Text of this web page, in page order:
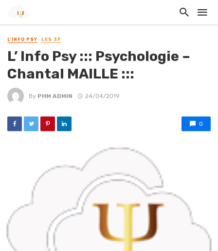
L'INFO PSY LES 3P
L’ Info Psy ::: Psychologie –
Chantal MAILLE :::
By PHM ADMIN 24/04/2019
0